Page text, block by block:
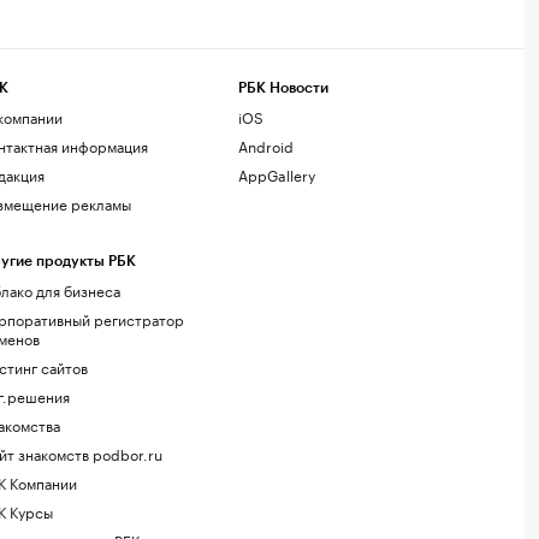
информация
рекламы
продукты РБК
для бизнеса
регистратор
сайтов
знакомств podbor.ru
Компании
Курсы
РБК Новости
iOS
Android
AppGallery